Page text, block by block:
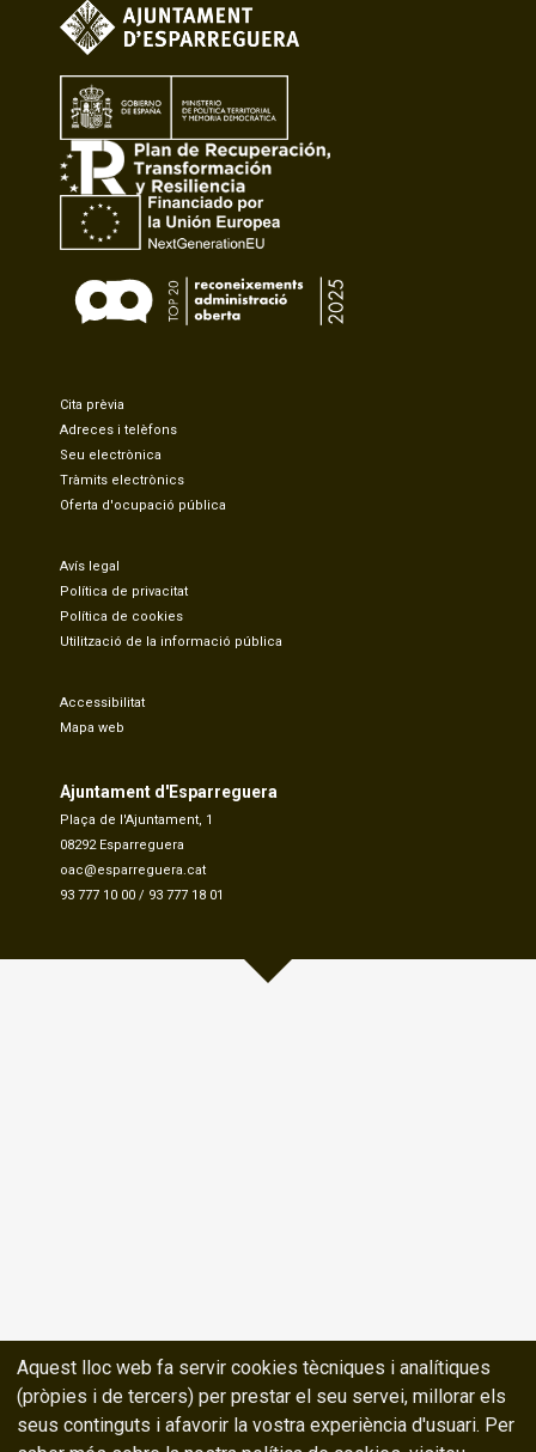
Cita prèvia
Adreces i telèfons
Seu electrònica
Tràmits electrònics
Oferta d'ocupació pública
Avís legal
Política de privacitat
Política de cookies
Utilització de la informació pública
Accessibilitat
Mapa web
Ajuntament d'Esparreguera
Plaça de l'Ajuntament, 1
08292 Esparreguera
oac@esparreguera.cat
93 777 10 00 / 93 777 18 01
Aquest lloc web fa servir cookies tècniques i analítiques
(pròpies i de tercers) per prestar el seu servei, millorar els
seus continguts i afavorir la vostra experiència d'usuari. Per